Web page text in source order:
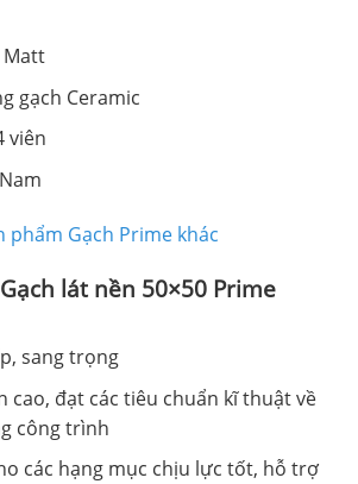
Matt
gạch Ceramic
viên
phẩm Gạch Prime khác
lát nền 50×50 Prime
sang trọng
cao, đạt các tiêu chuẩn kĩ thuật về
công trình
các hạng mục chịu lực tốt, hỗ trợ